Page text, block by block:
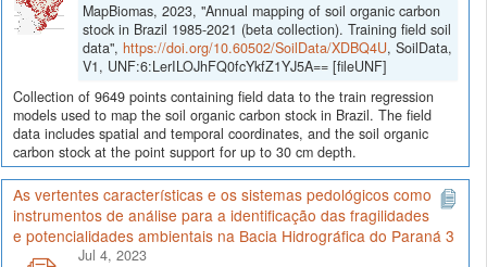
MapBiomas, 2023, "Annual mapping of soil organic carbon
stock in Brazil 1985-2021 (beta collection). Training field soil
data", https://doi.org/10.60502/SoilData/XDBQ4U, SoilData,
V1, UNF:6:LerILOJhFQ0fcYkfZ1YJ5A== [fileUNF]
Collection of 9649 points containing field data to the train regression
models used to map the soil organic carbon stock in Brazil. The field
data includes spatial and temporal coordinates, and the soil organic
carbon stock at the point support for up to 30 cm depth.
As vertentes características e os sistemas pedológicos como
instrumentos de análise para a identificação das fragilidades
e potencialidades ambientais na Bacia Hidrográfica do Paraná 3
Jul 4, 2023